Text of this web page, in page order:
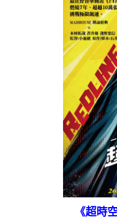
《超時